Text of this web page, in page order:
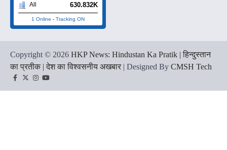
All 630.832K
1 Online - Tracking ON
Copyright © 2026 HKP News: Hindustan Ka Pratik | हिन्दुस्तान
का प्रतीक | देश का विश्वसनीय अखबार | Designed By CMSH Tech
Facebook
TwitterInstagram
YouTube